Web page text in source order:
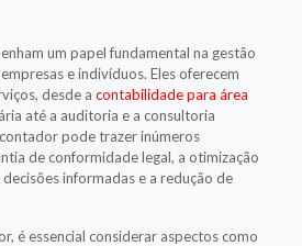
um papel fundamental na gestão
e indivíduos. Eles oferecem
desde a contabilidade para área
até a auditoria e a consultoria
pode trazer inúmeros
de conformidade legal, a otimização
informadas e a redução de
é essencial considerar aspectos como